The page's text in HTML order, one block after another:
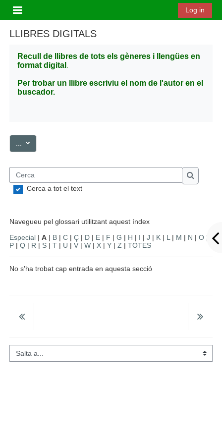
Panell lateral
Log in
LLIBRES DIGITALS
Recull de llibres de tots els gèneres i llengües en
format digital
Per trobar un llibre escriviu el nom de l'autor en el
buscador.
Exporta les entrades
Cerca
Cerca
Cerca a tot el text
Navegueu pel glossari utilitzant aquest índex
Especial |A | B |C |Ç | D | E | F |G | H | I |J | K | L | M | N |O |
P |Q | R | S |T | U |V |W | X |Y |Z |TOTES
No s'ha trobat cap entrada en aquesta secció
Salta a...